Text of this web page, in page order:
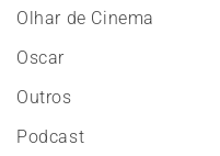
Olhar de Cinema
Oscar
Outros
Podcast